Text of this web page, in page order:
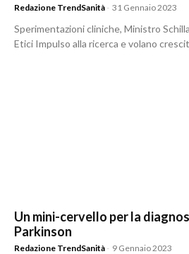
Redazione TrendSanità - 31 Gennaio 2023
Sperimentazioni cliniche, Ministro
Etici Impulso alla ricerca e volano
Un mini-cervello per la
Parkinson
Redazione TrendSanità - 9 Gennaio 2023